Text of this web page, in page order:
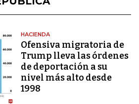
HACIENDA
Ofensiva migratoria de
Trump lleva las órdenes
de deportación a su
nivel más alto desde
1998